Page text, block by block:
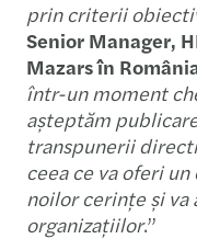
prin criterii
Senior Manager,
Mazars în
într-un moment
așteptăm
transpunerii
ceea ce va oferi
noilor cerințe și
organizațiilor.”